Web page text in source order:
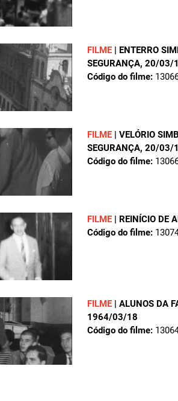
FILME | ENTERRO
SEGURANÇA, 20/03/
Código do filme:
FILME | VELÓRIO
SEGURANÇA, 20/03/
Código do filme:
FILME | REINÍCIO DE
Código do filme:
FILME | ALUNOS DA
1964/03/18
Código do filme: